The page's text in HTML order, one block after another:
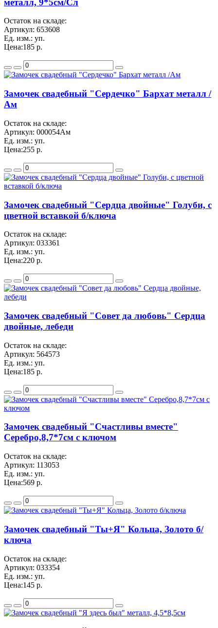
металл, 9*5см/Сл
Остаток на складе:
Артикул: 653608
Ед. изм.: уп.
Цена:185 р.
Замочек свадебный "Сердечко" Бархат металл /
Ам
Остаток на складе:
Артикул: 000054Ам
Ед. изм.: уп.
Цена:255 р.
Замочек свадебный "Сердца двойные" Голуби, с
цветной вставкой б/ключа
Остаток на складе:
Артикул: 033361
Ед. изм.: уп.
Цена:220 р.
Замочек свадебный "Совет да любовь" Сердца
двойные, лебеди
Остаток на складе:
Артикул: 564573
Ед. изм.: уп.
Цена:185 р.
Замочек свадебный "Счастливы вместе"
Серебро,8,7*7см с ключом
Остаток на складе:
Артикул: 113053
Ед. изм.: уп.
Цена:569 р.
Замочек свадебный "Ты+Я" Кольца, Золото б/
ключа
Остаток на складе:
Артикул: 033354
Ед. изм.: уп.
Цена:145 р.